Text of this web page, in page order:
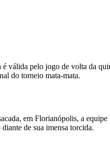
válida pelo jogo de volta da
do torneio mata-mata.
em Florianópolis, a equipe
de sua imensa torcida.